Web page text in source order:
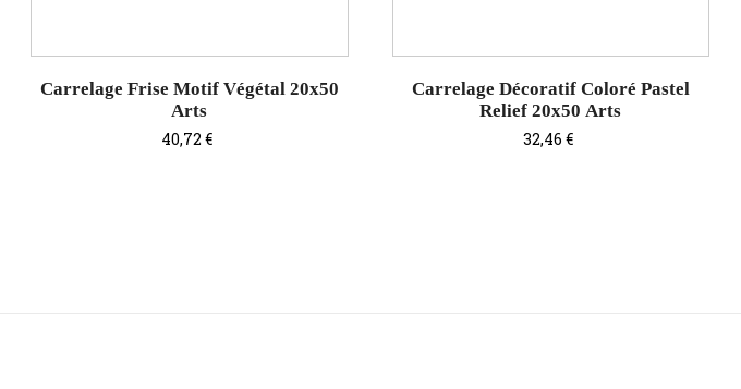
Carrelage Frise Motif Végétal 20x50
Arts
Prix
40,72 €
Carrelage Décoratif Coloré Pastel
Relief 20x50 Arts
Prix
32,46 €